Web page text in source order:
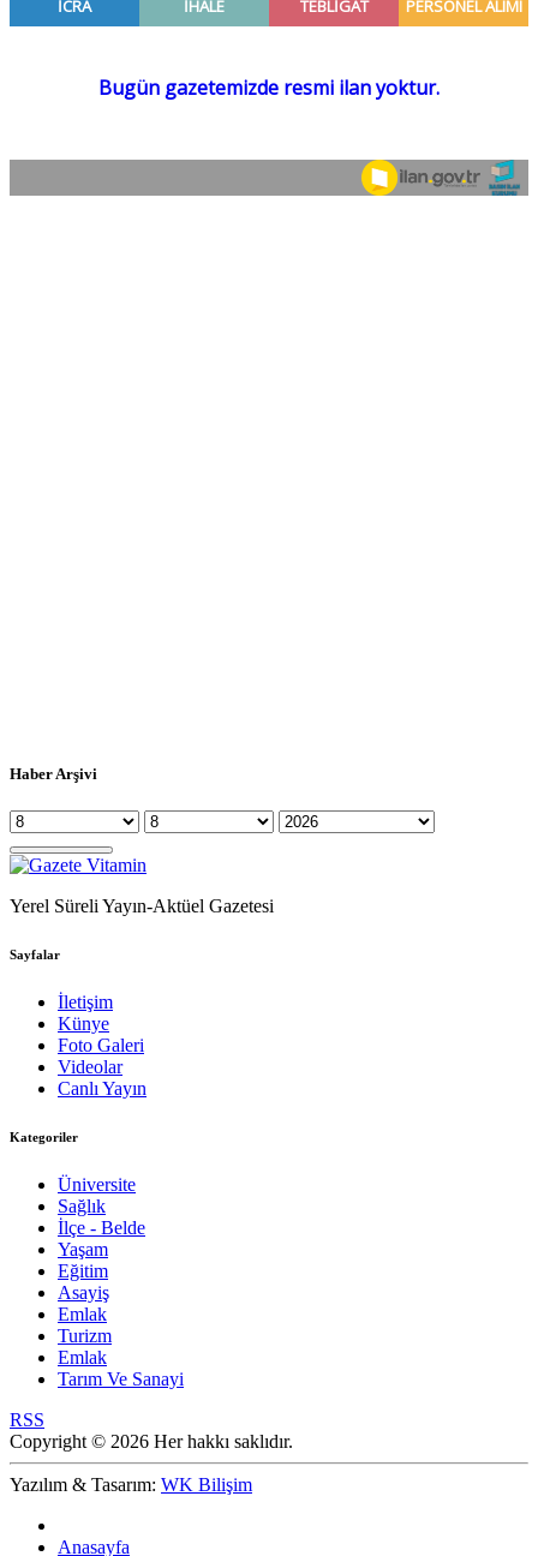
Haber Arşivi
Yerel Süreli Yayın-Aktüel Gazetesi
Sayfalar
İletişim
Künye
Foto Galeri
Videolar
Canlı Yayın
Kategoriler
Üniversite
Sağlık
İlçe - Belde
Yaşam
Eğitim
Asayiş
Emlak
Turizm
Emlak
Tarım Ve Sanayi
RSS
Copyright © 2026 Her hakkı saklıdır.
Yazılım & Tasarım: WK Bilişim
Anasayfa